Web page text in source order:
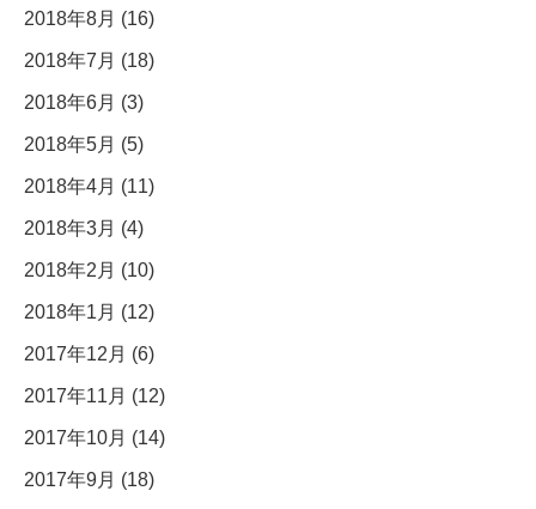
2018年8月 (16)
2018年7月 (18)
2018年6月 (3)
2018年5月 (5)
2018年4月 (11)
2018年3月 (4)
2018年2月 (10)
2018年1月 (12)
2017年12月 (6)
2017年11月 (12)
2017年10月 (14)
2017年9月 (18)